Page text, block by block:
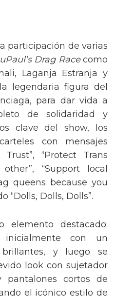
participación de varias
Drag Racecomo
Laganja Estranja y
legendaria figura del
para dar vida a
de solidaridad y
clave del show, los
con mensajes
“Protect Trans
“Support local
queens because you
“Dolls, Dolls, Dolls”.
elemento destacado:
inicialmente con un
y luego se
look con sujetador
pantalones cortos de
el icónico estilo de